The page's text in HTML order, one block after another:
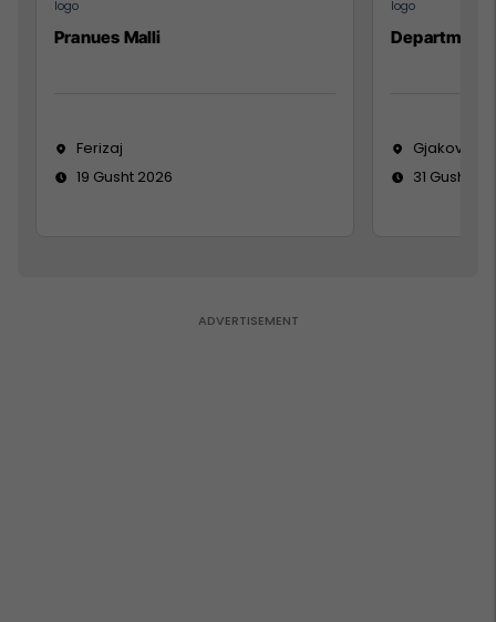
Pranues Malli
Ferizaj
19 Gusht 2026
Department
Gjakovë
31 Gusht